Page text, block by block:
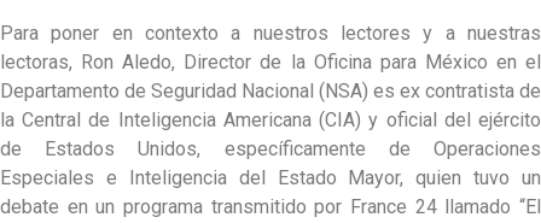
Para poner en contexto a nuestros lectores y a nuestras
lectoras, Ron Aledo, Director de la Oficina para México en el
Departamento de Seguridad Nacional (NSA) es ex contratista de
la Central de Inteligencia Americana (CIA) y oficial del ejército
de Estados Unidos, específicamente de Operaciones
Especiales e Inteligencia del Estado Mayor, quien tuvo un
debate en un programa transmitido por France 24 llamado “El